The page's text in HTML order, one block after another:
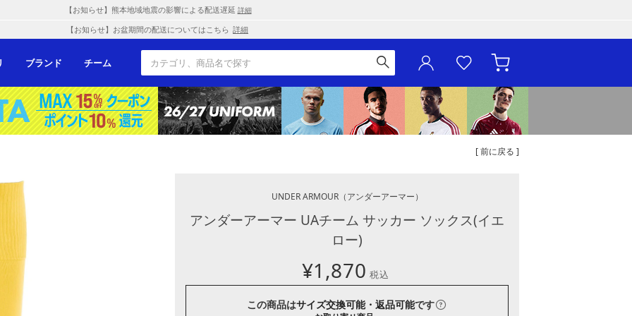
【お知らせ】熊本地域地震の影響による配送遅延 詳細
【お知らせ】お盆期間の配送についてはこちら 詳細
ブランド チーム
[ 前に戻る ]
UNDER ARMOUR（アンダーアーマー）
アンダーアーマー UAチーム サッカー ソックス(イエ
ロー)
¥1,870 税込
この商品はサイズ交換可能・返品可能です